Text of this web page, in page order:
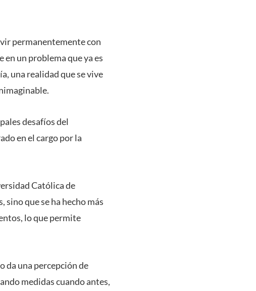
permanentemente con
un problema que ya es
una realidad que se vive
desafíos del
en el cargo por la
Católica de
sino que se ha hecho más
lo que permite
da una percepción de
medidas cuando antes,